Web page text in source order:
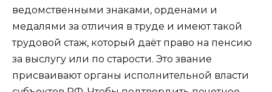
ведомственными знаками, орденами и
медалями за отличия в труде и имеют такой
трудовой стаж, который даёт право на пенсию
за выслугу или по старости. Это звание
присваивают органы исполнительной власти